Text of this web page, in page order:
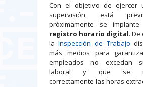
Con el objetivo de ejercer
supervisión, está
próximamente se
registro horario digital.
laInspección de Trabajo
más medios para
empleados no excedan
laboral y que se
correctamente las horas